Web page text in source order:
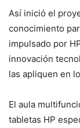
Así inició el
conocimiento
impulsado por
innovación
las apliquen en
El aula
tabletas HP